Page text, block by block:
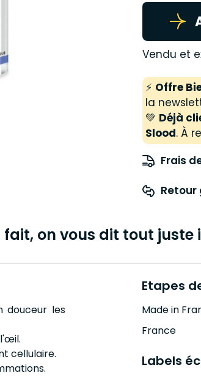
Vendu et
⚡ Offre
la
💚 Déjà
Slood. À
Frais
fait, on vous dit tout juste
douceur les
cellulaire.
Etapes
Made in
France
Labels